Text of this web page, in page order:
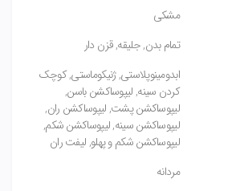
مشکی
تمام بدن, جلیقه, قزن دار
ابدومینوپلاستی, ژنیکوماستی, کوچک
کردن سینه, لیپوساکشن باسن,
لیپوساکشن پشت, لیپوساکشن ران,
لیپوساکشن سینه, لیپوساکشن شکم,
لیپوساکشن شکم و پهلو, لیفت ران
مردانه